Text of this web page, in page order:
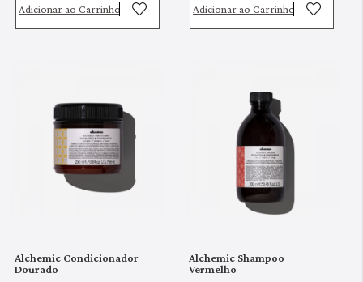
Adicionar ao Carrinho Adicionar ao Carrinho
Alchemic Condicionador
Dourado
Alchemic Shampoo
Vermelho